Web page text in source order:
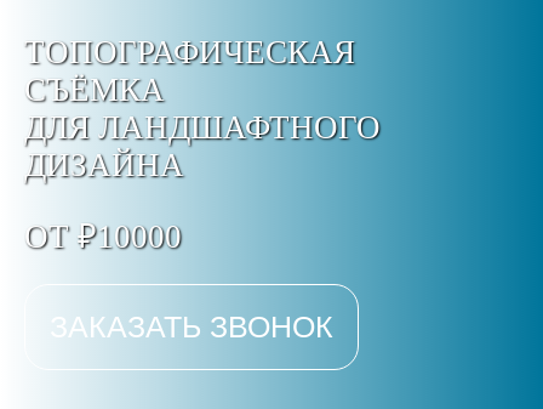
ТОПОГРАФИЧЕСКАЯ
СЪЁМКА
ДЛЯ ЛАНДШАФТНОГО
ДИЗАЙНА
ОТ ₽10000
ЗАКАЗАТЬ ЗВОНОК